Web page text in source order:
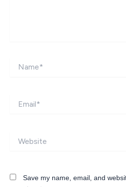
Save my name, email, and